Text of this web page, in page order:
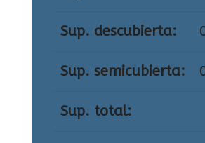
Sup. descubierta:
Sup. semicubierta:
Sup. total: